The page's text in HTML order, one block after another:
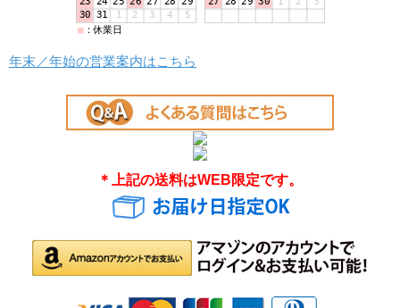
年末／年始の営業案内はこちら
＊上記の送料はWEB限定です。